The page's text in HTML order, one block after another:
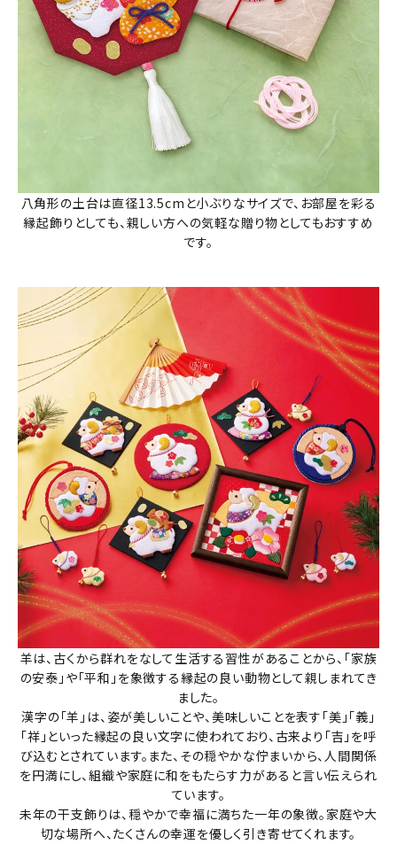
八角形の土台は直径13.5cmと小ぶりなサイズで、お部屋を彩る
縁起飾りとしても、親しい方への気軽な贈り物としてもおすすめ
です。
羊は、古くから群れをなして生活する習性があることから、「家族
の安泰」や「平和」を象徴する縁起の良い動物として親しまれてき
ました。
漢字の「羊」は、姿が美しいことや、美味しいことを表す「美」「義」
「祥」といった縁起の良い文字に使われており、古来より「吉」を呼
び込むとされています。また、その穏やかな佇まいから、人間関係
を円満にし、組織や家庭に和をもたらす力があると言い伝えられ
ています。
未年の干支飾りは、穏やかで幸福に満ちた一年の象徴。家庭や大
切な場所へ、たくさんの幸運を優しく引き寄せてくれます。